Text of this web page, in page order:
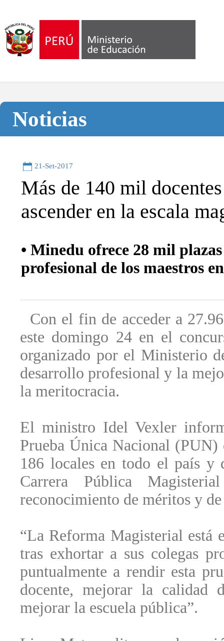
Noticias
21-Set-2017
Más de 140 mil
ascender en la escala
• Minedu ofrece 28 mil
profesional de los maestros
Con el fin de acceder a
este domingo 24 en el
organizado por el Ministerio
desarrollo profesional y la
la meritocracia.
El ministro Idel Vexler
Prueba Única Nacional (PUN)
186 locales en todo el país y
Carrera Pública
reconocimiento de méritos y
“La Reforma Magisterial está
tras exhortar a sus colegas
puntualmente a rendir esta
docente, mejorar la calidad
mejorar la escuela pública”.